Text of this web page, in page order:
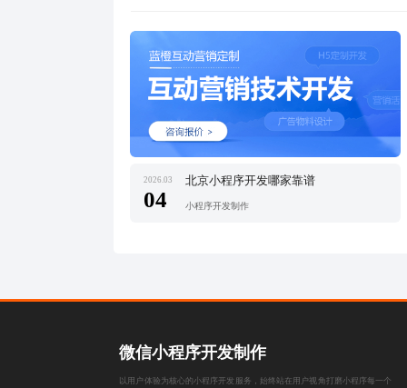
2026.03
04
北京小程序开发哪家靠谱
小程序开发制作
微信小程序开发制作
以用户体验为核心的小程序开发服务，始终站在用户视角打磨小程序每一个